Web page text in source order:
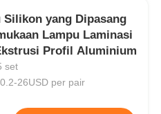
Silikon yang Dipasang
Lampu Laminasi
Profil Aluminium
set
26USD per pair